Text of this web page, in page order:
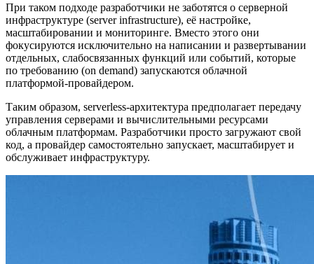
При таком подходе разработчики не заботятся о серверной
инфраструктуре (server infrastructure), её настройке,
масштабировании и мониторинге. Вместо этого они
фокусируются исключительно на написании и развертывании
отдельных, слабосвязанных функций или событий, которые
по требованию (on demand) запускаются облачной
платформой-провайдером.
Таким образом, serverless-архитектура предполагает передачу
управления серверами и вычислительными ресурсами
облачным платформам. Разработчики просто загружают свой
код, а провайдер самостоятельно запускает, масштабирует и
обслуживает инфраструктуру.